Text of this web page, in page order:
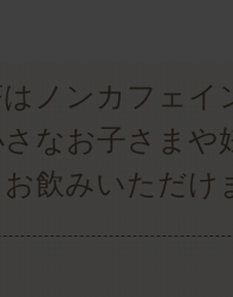
ノンカフェイ
なお子さまや
飲みいただけ